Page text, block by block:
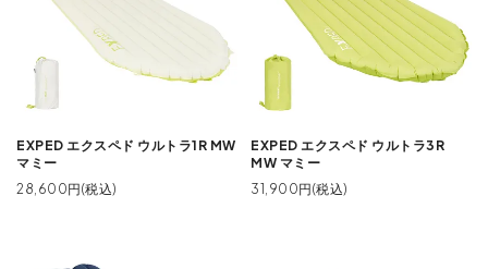
EXPED エクスペド ウルトラ1R MW
マミー
28,600円(税込)
EXPED エクスペド ウルトラ3R
MW マミー
31,900円(税込)